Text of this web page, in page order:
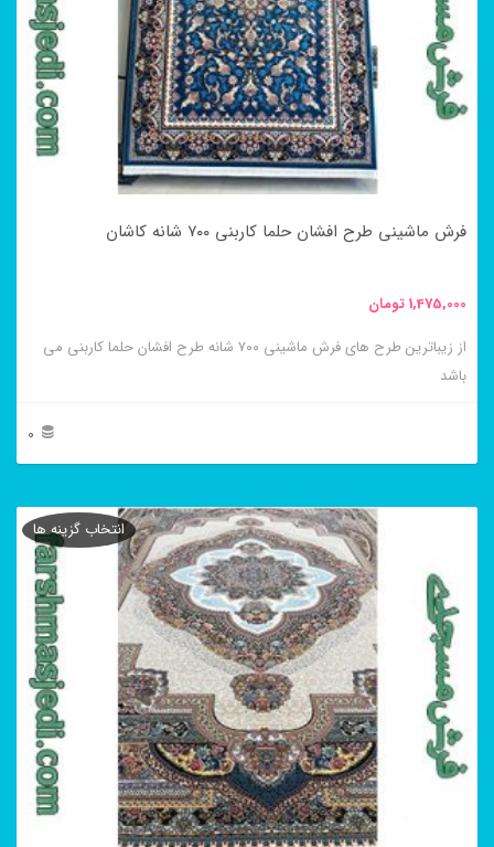
باشد.
گزینه
ها
صفحه
انتخاب
شوند
فرش ماشینی طرح افشان حلما کاربنی ۷۰۰ شانه کاشان
1,475,000تومان
از زیباترین طرح های فرش ماشینی ۷۰۰ شانه طرح افشان حلما کاربنی می
باشد
0
محصول
مختلفی
باشد.
گزینه
ها
انتخاب گزینه ها